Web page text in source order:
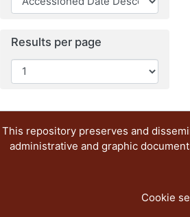
Results per page
This repository preserves and
administrative and graphic
Cookie